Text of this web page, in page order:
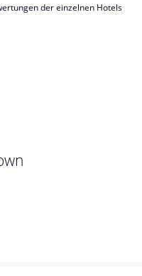
der einzelnen Hotels